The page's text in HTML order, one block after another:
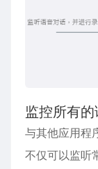
监控所有
与其他应用程
不仅可以监听